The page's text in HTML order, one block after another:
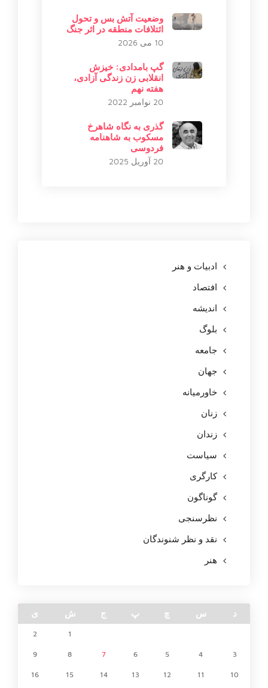
وضعیت آتش بس و تحول
ائتلافات منطقه در اثر جنگ
10 می 2026
گپ بامدادی: خیزش
انقلابی زن زندگی آزادی،
هفته نهم
20 نوامبر 2022
گذری به نگاه شاهرخ
مسکوب به شاهنامه
فردوسی
20 آوریل 2025
ادبیات و هنر
افتصاد
اندیشه
بلوگ
جامعه
جهان
خاورمیانه
زنان
زندان
سیاست
کارگری
گوناگون
نظرسنجی
نقد و نظر شنوندگان
هنر
د س چ پ ج ش ی
1
2
3
4
5
6
7
8
9
10
11
12
13
14
15
16